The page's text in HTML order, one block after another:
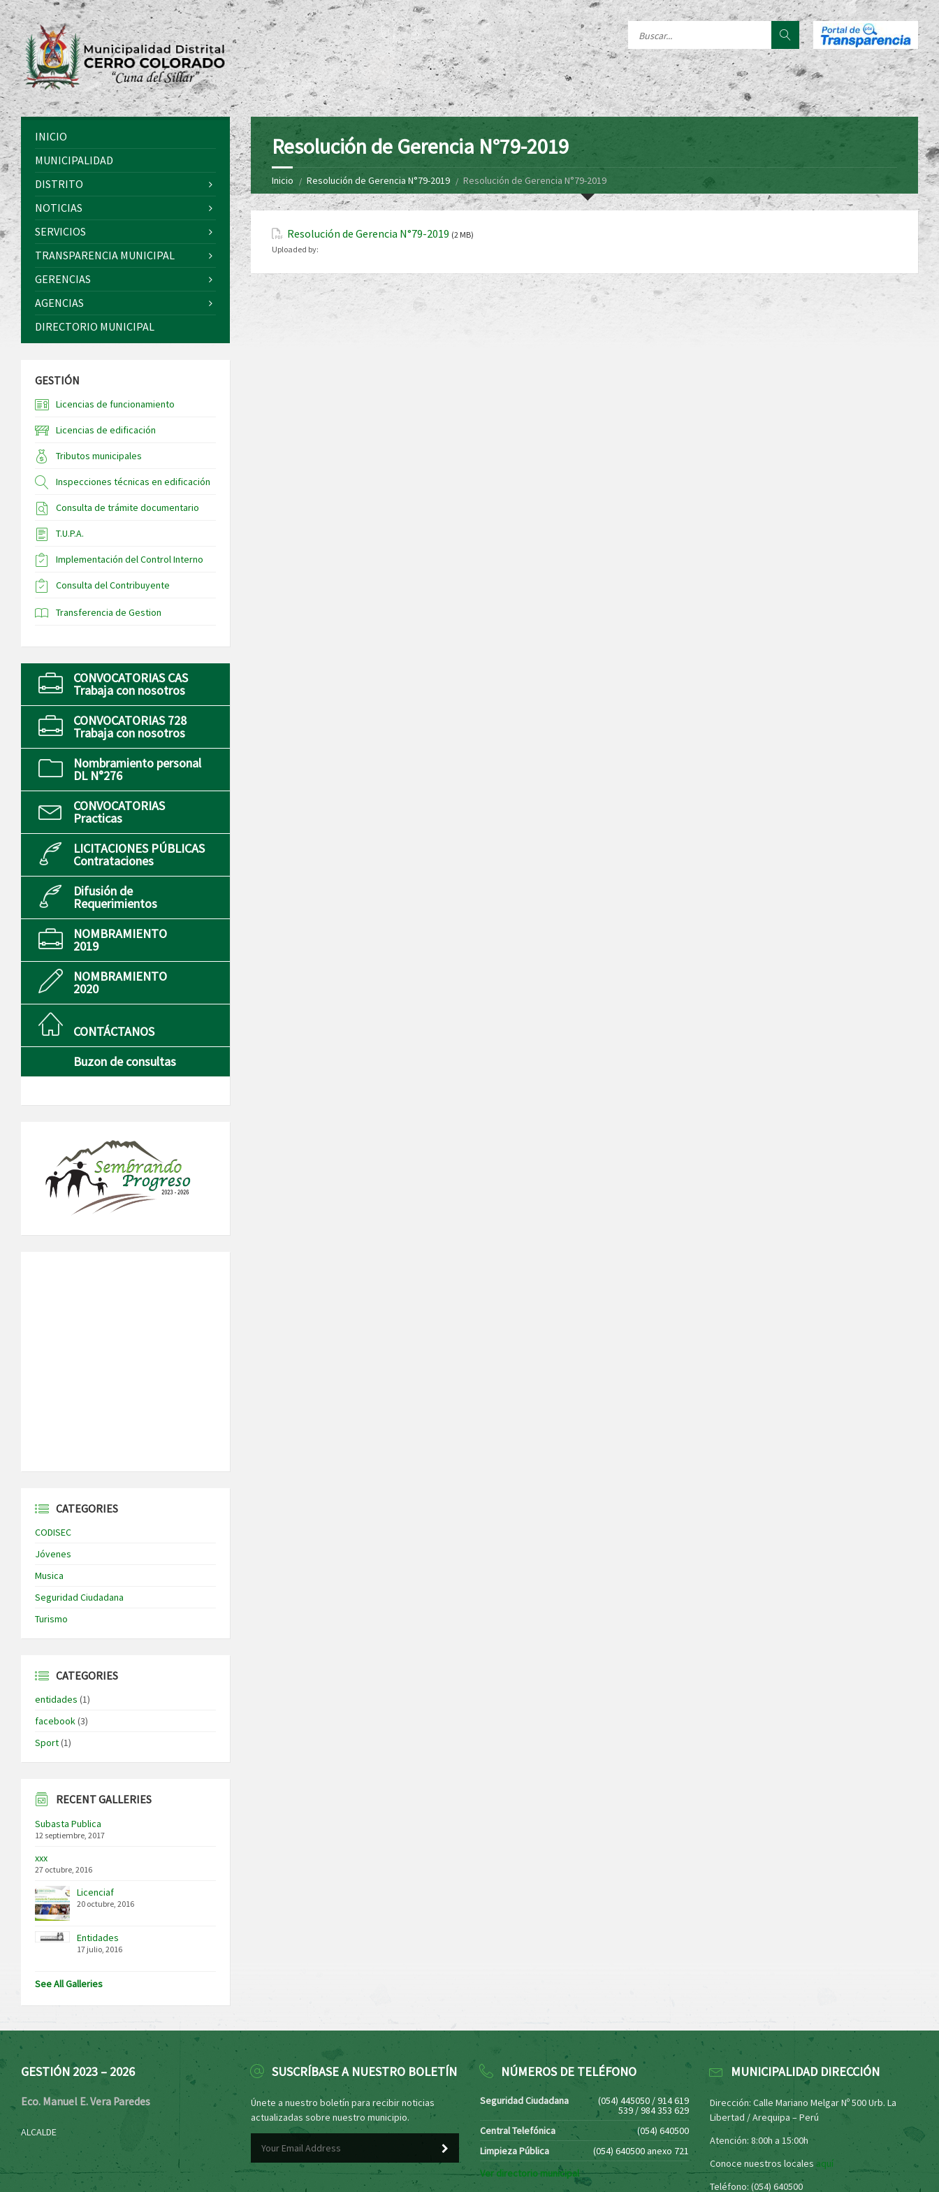
Resolución de Gerencia N°79-2019
Inicio Resolución de Gerencia N°79-2019 Resolución de Gerencia N°79-2019
Resolución de Gerencia N°79-2019 (2 MB)
Uploaded by:
INICIO
MUNICIPALIDAD
DISTRITO
NOTICIAS
SERVICIOS
TRANSPARENCIA MUNICIPAL
GERENCIAS
AGENCIAS
DIRECTORIO MUNICIPAL
GESTIÓN
Licencias de funcionamiento
Licencias de edificación
Tributos municipales
Inspecciones técnicas en edificación
Consulta de trámite documentario
T.U.P.A.
Implementación del Control Interno
Consulta del Contribuyente
Transferencia de Gestion
CONVOCATORIAS CAS
Trabaja con nosotros
CONVOCATORIAS 728
Trabaja con nosotros
Nombramiento personal
DL N°276
CONVOCATORIAS
Practicas
LICITACIONES PÚBLICAS
Contrataciones
Difusión de
Requerimientos
NOMBRAMIENTO
2019
NOMBRAMIENTO
2020
CONTÁCTANOS
Buzon de consultas
CATEGORIES
CODISEC
Jóvenes
Musica
Seguridad Ciudadana
Turismo
CATEGORIES
entidades (1)
facebook(3)
Sport(1)
RECENT GALLERIES
Subasta Publica
12 septiembre, 2017
xxx
27 octubre, 2016
Licenciaf
20 octubre, 2016
Entidades
17 julio, 2016
See All Galleries
GESTIÓN 2023 – 2026
Eco. Manuel E. Vera Paredes
ALCALDE
SUSCRÍBASE A NUESTRO BOLETÍN
Únete a nuestro boletín para recibir noticias
actualizadas sobre nuestro municipio.
NÚMEROS DE TELÉFONO
Seguridad Ciudadana (054) 445050 / 914 619
539 / 984 353 629
Central Telefónica
(054) 640500
Limpieza Pública
(054) 640500 anexo 721
Ver directorio municipal
MUNICIPALIDAD DIRECCIÓN
Dirección: Calle Mariano Melgar Nº 500 Urb. La
Libertad / Arequipa – Perú
Atención: 8:00h a 15:00h
Conoce nuestros locales aquí
Teléfono: (054) 640500